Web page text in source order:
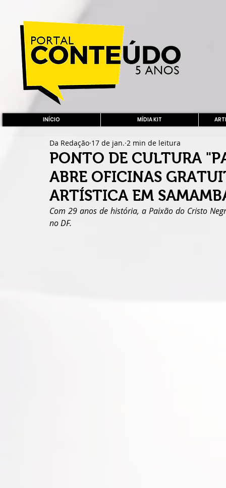
INÍCIO MÍDIA KIT
PONTO DE CULTURA
ABRE OFICINAS
ARTÍSTICA EM
Da Redação 17 de jan. 2 min de leitura
Com 29 anos de história, a Paixão do Cristo
no DF.